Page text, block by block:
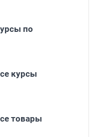
по
курсы
товары